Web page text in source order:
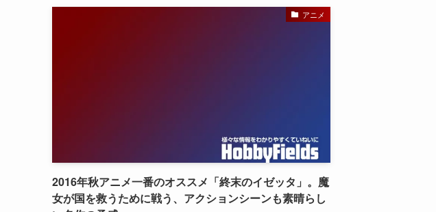
アニメ
2016年秋アニメ一番のオススメ「終末のイゼッタ」。魔
女が国を救うために戦う、アクションシーンも素晴らし